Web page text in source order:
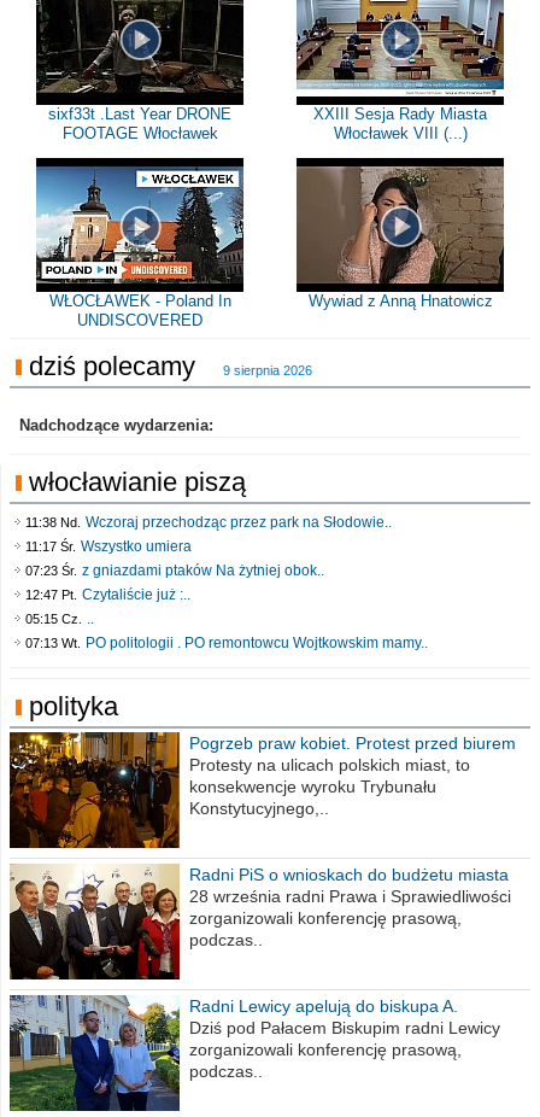
sixf33t .Last Year DRONE
FOOTAGE Włocławek
XXIII Sesja Rady Miasta
Włocławek VIII (...)
WŁOCŁAWEK - Poland In
UNDISCOVERED
Wywiad z Anną Hnatowicz
dziś polecamy 9 sierpnia 2026
Nadchodzące wydarzenia:
włocławianie piszą
11:38 Nd. Wczoraj przechodząc przez park na Słodowie..
11:17 Śr. Wszystko umiera
07:23 Śr. z gniazdami ptaków Na żytniej obok..
12:47 Pt. Czytaliście już :..
05:15 Cz. ..
07:13 Wt. PO politologii . PO remontowcu Wojtkowskim mamy..
polityka
Pogrzeb praw kobiet. Protest przed biurem
poselskim PiS
Protesty na ulicach polskich miast, to
konsekwencje wyroku Trybunału
Konstytucyjnego,..
Radni PiS o wnioskach do budżetu miasta
na 2021 rok
28 września radni Prawa i Sprawiedliwości
zorganizowali konferencję prasową,
podczas..
Radni Lewicy apelują do biskupa A.
Wiesława Meringa
Dziś pod Pałacem Biskupim radni Lewicy
zorganizowali konferencję prasową,
podczas..